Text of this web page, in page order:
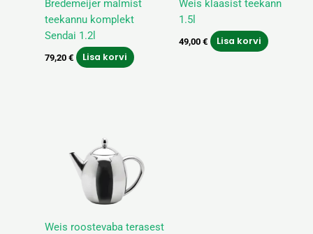
Bredemeijer malmist
teekannu komplekt
Sendai 1.2l
79,20 € Lisa korvi
Weis klaasist teekann
1.5l
49,00 € Lisa korvi
Weis roostevaba terasest